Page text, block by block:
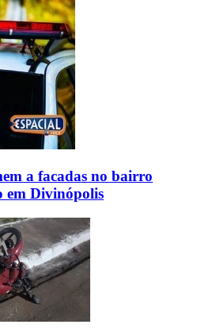
a facadas no bairro
em Divinópolis